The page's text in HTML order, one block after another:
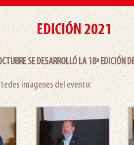
EDICIÓN 2021
SE DESARROLLÓ LA 18ª EDICIÓN
imagenes del evento: